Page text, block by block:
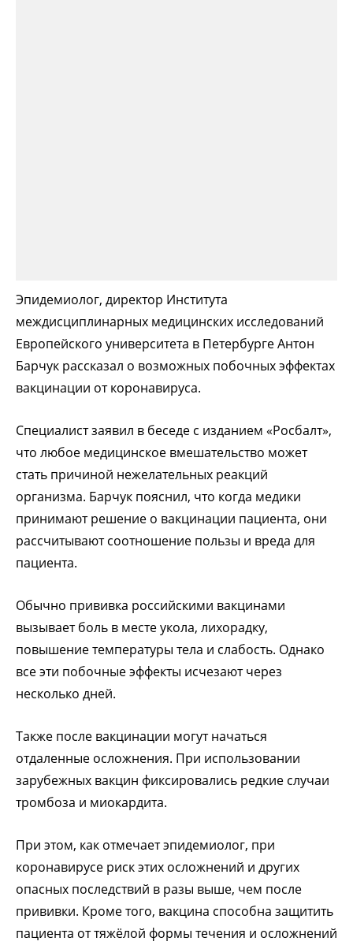
Эпидемиолог, директор Института
междисциплинарных медицинских исследований
Европейского университета в Петербурге Антон
Барчук рассказал о возможных побочных эффектах
вакцинации от коронавируса.
Специалист заявил в беседе с изданием «Росбалт»,
что любое медицинское вмешательство может
стать причиной нежелательных реакций
организма. Барчук пояснил, что когда медики
принимают решение о вакцинации пациента, они
рассчитывают соотношение пользы и вреда для
пациента.
Обычно прививка российскими вакцинами
вызывает боль в месте укола, лихорадку,
повышение температуры тела и слабость. Однако
все эти побочные эффекты исчезают через
несколько дней.
Также после вакцинации могут начаться
отдаленные осложнения. При использовании
зарубежных вакцин фиксировались редкие случаи
тромбоза и миокардита.
При этом, как отмечает эпидемиолог, при
коронавирусе риск этих осложнений и других
опасных последствий в разы выше, чем после
прививки. Кроме того, вакцина способна защитить
пациента от тяжёлой формы течения и осложнений